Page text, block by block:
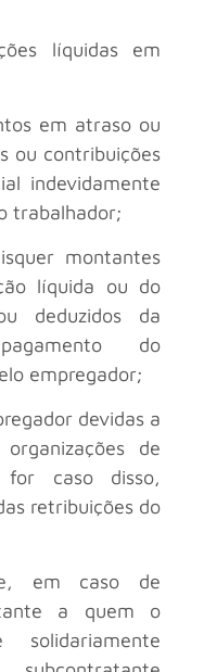
líquidas em
em atraso ou
ou contribuições
indevidamente
trabalhador;
montantes
líquida ou do
deduzidos da
do
empregador;
devidas a
de
for caso disso,
retribuições do
em caso de
a quem o